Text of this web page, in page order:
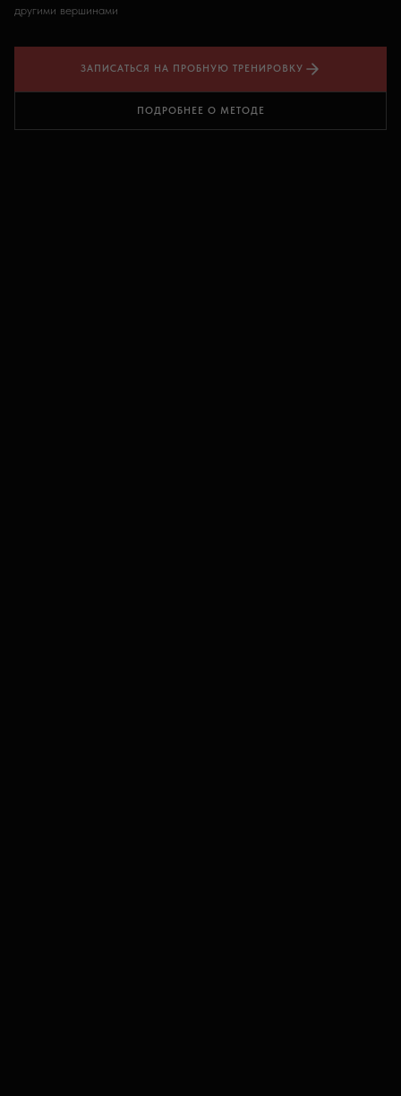
другими вершинами
ЗАПИСАТЬСЯ НА ПРОБНУЮ ТРЕНИРОВКУ
ПОДРОБНЕЕ О МЕТОДЕ